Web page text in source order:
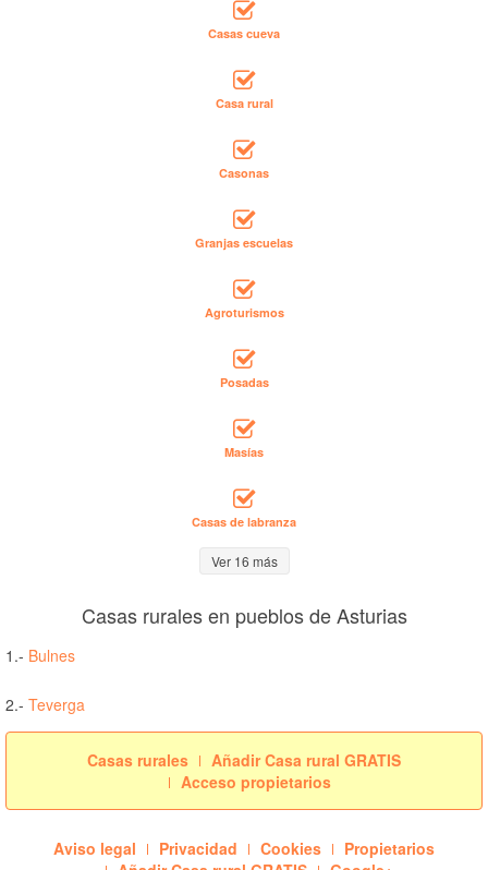
Casas cueva
Casa rural
Casonas
Granjas escuelas
Agroturismos
Posadas
Masías
Casas de labranza
Ver 16 más
Casas rurales en pueblos de Asturias
1.- Bulnes
2.- Teverga
Casas rurales
Añadir Casa rural GRATIS
Acceso propietarios
Aviso legal Privacidad Cookies
Propietarios